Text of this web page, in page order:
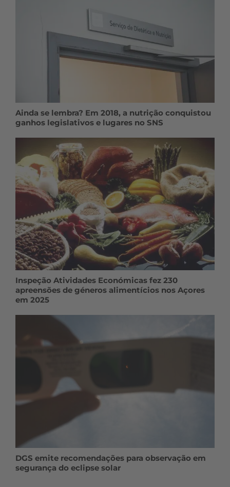
Ainda se lembra? Em 2018, a nutrição conquistou
ganhos legislativos e lugares no SNS
Inspeção Atividades Económicas fez 230
apreensões de géneros alimentícios nos Açores
em 2025
DGS emite recomendações para observação em
segurança do eclipse solar